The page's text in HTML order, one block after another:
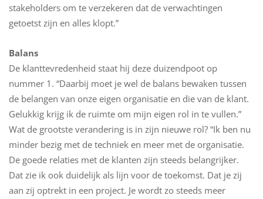
stakeholders om te verzekeren dat de verwachtingen
getoetst zijn en alles klopt.”
Balans
De klanttevredenheid staat hij deze duizendpoot op
nummer 1. “Daarbij moet je wel de balans bewaken tussen
de belangen van onze eigen organisatie en die van de klant.
Gelukkig krijg ik de ruimte om mijn eigen rol in te vullen.”
Wat de grootste verandering is in zijn nieuwe rol? “Ik ben nu
minder bezig met de techniek en meer met de organisatie.
De goede relaties met de klanten zijn steeds belangrijker.
Dat zie ik ook duidelijk als lijn voor de toekomst. Dat je zij
aan zij optrekt in een project. Je wordt zo steeds meer